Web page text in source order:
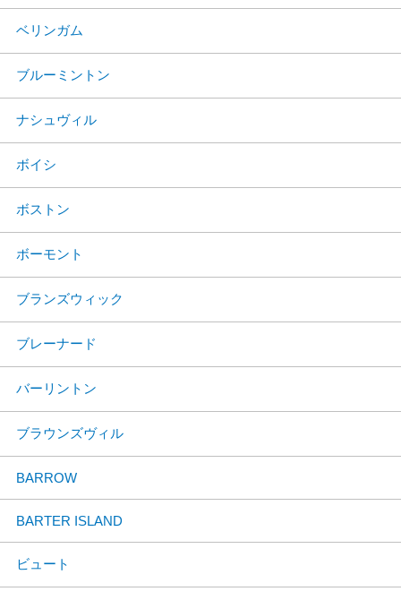
ベリンガム
ブルーミントン
ナシュヴィル
ボイシ
ボストン
ボーモント
ブランズウィック
ブレーナード
バーリントン
ブラウンズヴィル
BARROW
BARTER ISLAND
ビュート